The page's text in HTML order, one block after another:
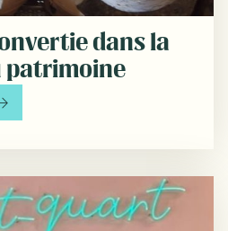
dans la
patrimoine